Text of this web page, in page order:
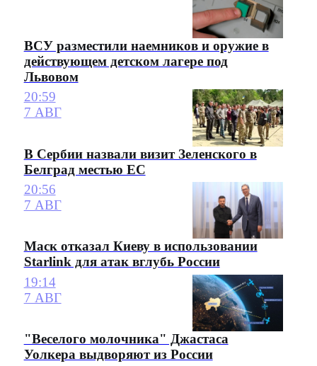
ВСУ разместили наемников и оружие в
действующем детском лагере под
Львовом
20:59
7 АВГ
В Сербии назвали визит Зеленского в
Белград местью ЕС
20:56
7 АВГ
Маск отказал Киеву в использовании
Starlink для атак вглубь России
19:14
7 АВГ
"Веселого молочника" Джастаса
Уолкера выдворяют из России